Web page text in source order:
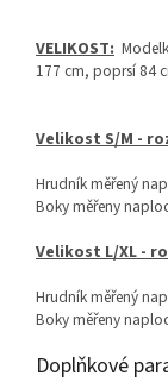
VELIKOST:
177 cm, poprsí 84
Velikost S/M -
Hrudník měřený
Boky měřeny
Velikost L/XL -
Hrudník měřený
Boky měřeny
Doplňkové